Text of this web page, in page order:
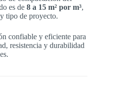
es de 8 a 15 m² por m³,
tipo de proyecto.
confiable y eficiente para
resistencia y durabilidad